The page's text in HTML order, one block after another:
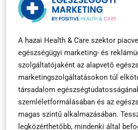
A hazai Health & Care szektor
egészségügyi marketing- és
szolgáltatójaként az alapvető
marketingszolgáltatásokon túl
társadalom
szemléletformálásában és az
magas szintű alkalmazásában.
legközérthetőbb, mindenki által